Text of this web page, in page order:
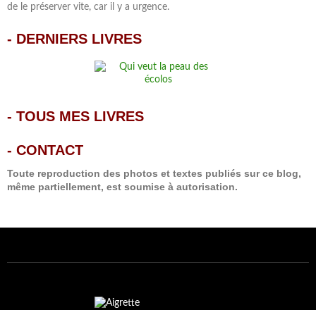
de le préserver vite, car il y a urgence.
- DERNIERS LIVRES
- TOUS MES LIVRES
- CONTACT
Toute reproduction des photos et textes publiés sur ce blog,
même partiellement, est soumise à autorisation.